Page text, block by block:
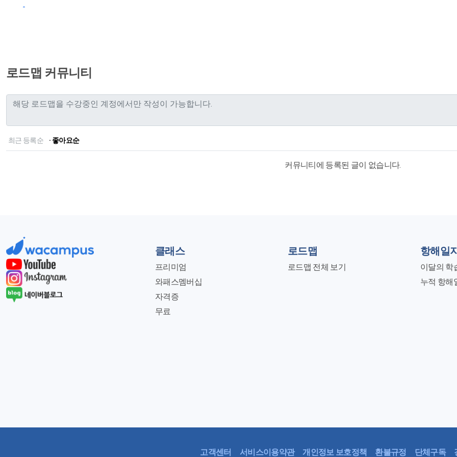
로드맵 커뮤니티
최근 등록순 · 좋아요순
커뮤니티에 등록된 글이 없습니다.
클래스
프리미엄
와패스멤버십
자격증
무료
로드맵
로드맵 전체 보기
항해일
이달의 학
누적 항해
고객센터 서비스이용약관 개인정보 보호정책 환불규정 단체구독